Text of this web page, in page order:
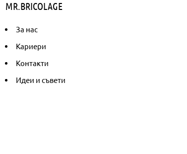
MR.BRICOLAGE
За нас
Кариери
Контакти
Идеи и съвети